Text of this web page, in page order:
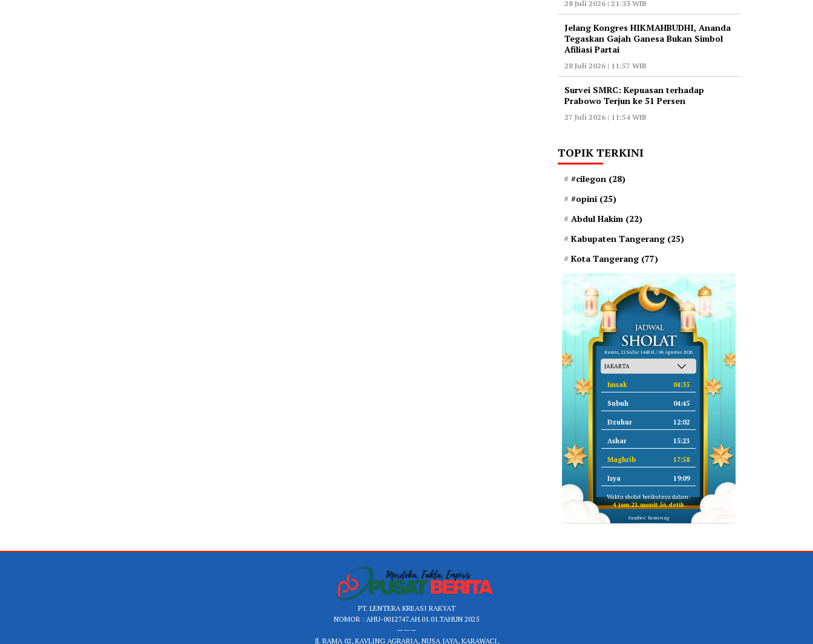
28 Juli 2026 | 21:33 WIB
‎Jelang Kongres HIKMAHBUDHI, Ananda
Tegaskan Gajah Ganesa Bukan Simbol
Afiliasi Partai
28 Juli 2026 | 11:57 WIB
‎Survei SMRC: Kepuasan terhadap
Prabowo Terjun ke 51 Persen
27 Juli 2026 | 11:54 WIB
TOPIK TERKINI
#cilegon (28)
#opini (25)
Abdul Hakim (22)
Kabupaten Tangerang (25)
Kota Tangerang (77)
Kamis, 21 Safar 1448 H / 06 Agustus 2026
Imsak 04:35
Subuh 04:45
Dzuhur 12:02
Ashar 15:23
Maghrib 17:58
Isya 19:09
Waktu sholat berikutnya dalam:
4 jam 21 menit 56 detik
Sumber: Kemenag
PT. LENTERA KREASI RAKYAT
NOMOR : AHU-0012747.AH.01.01.TAHUN 2025
———
Jl. RAMA 02, KAVLING AGRARIA, NUSA JAYA, KARAWACI,